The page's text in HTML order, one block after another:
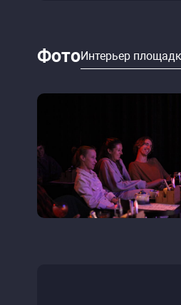
ФотоИнтерьер